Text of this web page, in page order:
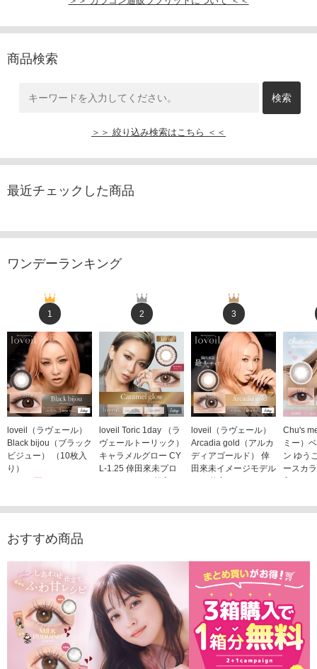
商品検索
＞＞ 絞り込み検索はこちら ＜＜
最近チェックした商品
ワンデーランキング
1
loveil（ラヴェール）
Black bijou（ブラック
ビジュー） （10枚入
り）
2
loveil Toric 1day （ラ
ヴェールトーリック）
キャラメルグロー CY
L-1.25 倖田來未プロ
デュース （10枚入
1,760円(税込)
3
loveil（ラヴェール）
Arcadia gold（アルカ
ディアゴールド） 倖
田來未イメージモデル
（10枚入り）
Chu's
ミー）
ン ゆう
ースカ
入り）
おすすめ商品